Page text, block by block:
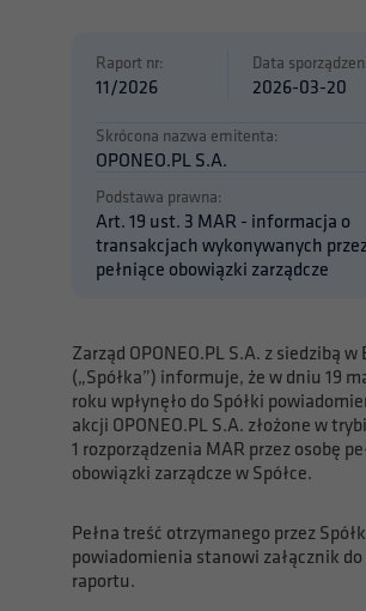
Raport nr:
11/2026
Data
2026-03-20
Skrócona nazwa emitenta:
OPONEO.PL S.A.
Podstawa prawna:
Art. 19 ust. 3 MAR - informacja o
transakcjach wykonywanych
pełniące obowiązki zarządcze
Zarząd OPONEO.PL S.A. z siedzibą w
(„Spółka”) informuje, że w dniu 19
roku wpłynęło do Spółki
akcji OPONEO.PL S.A. złożone w
1 rozporządzenia MAR przez osobę
obowiązki zarządcze w Spółce.
Pełna treść otrzymanego przez
powiadomienia stanowi załącznik
raportu.